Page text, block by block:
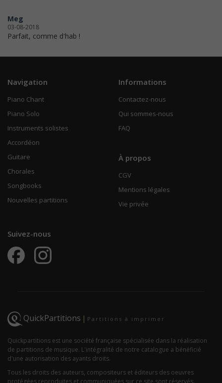
Meg
03-08-2018
Parfait, comme d'hab !
Navigation
Piano Chant
Piano Solo
Instruments solistes
Accordéon
Guitare
Chorales
Songbooks
Nouvelles partitions
Informations
Contactez-nous
Qui sommes-nous
FAQ
À propos
CGV
Mentions légales
Vie privée
Suivez-nous
QuickPartitions | Partitions à imprimer
Quickpartitions est une société française spécialisée dans la réalisation
de partitions de musique. L'intégralité de notre catalogue a bénéficié
d'une autorisation des ayants droits.
Tous les droits des auteurs, compositeurs et éditeurs des oeuvres